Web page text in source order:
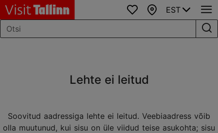
Lemmikud
Kaart
EST
Lehte ei leitud
Soovitud aadressiga lehte ei leitud. Veebiaadress võib
olla muutunud, kui sisu on üle viidud teise asukohta; sisu